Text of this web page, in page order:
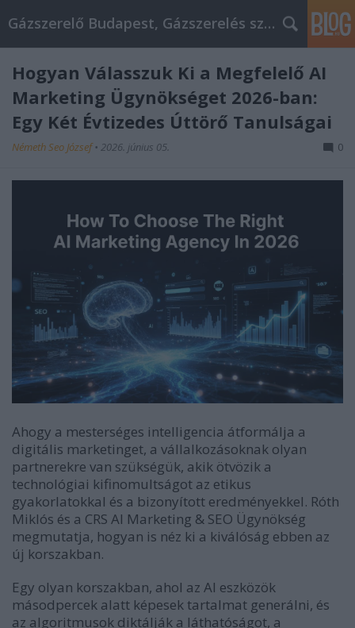
Gázszerelő Budapest, Gázszerelés szolgáltatás kerü
Hogyan Válasszuk Ki a Megfelelő AI
Marketing Ügynökséget 2026-ban:
Egy Két Évtizedes Úttörő Tanulságai
Németh Seo József• 2026. június 05. 0
Ahogy a mesterséges intelligencia átformálja a
digitális marketinget, a vállalkozásoknak olyan
partnerekre van szükségük, akik ötvözik a
technológiai kifinomultságot az etikus
gyakorlatokkal és a bizonyított eredményekkel. Róth
Miklós és a CRS AI Marketing & SEO Ügynökség
megmutatja, hogyan is néz ki a kiválóság ebben az
új korszakban.
Egy olyan korszakban, ahol az AI eszközök
másodpercek alatt képesek tartalmat generálni, és
az algoritmusok diktálják a láthatóságot, a